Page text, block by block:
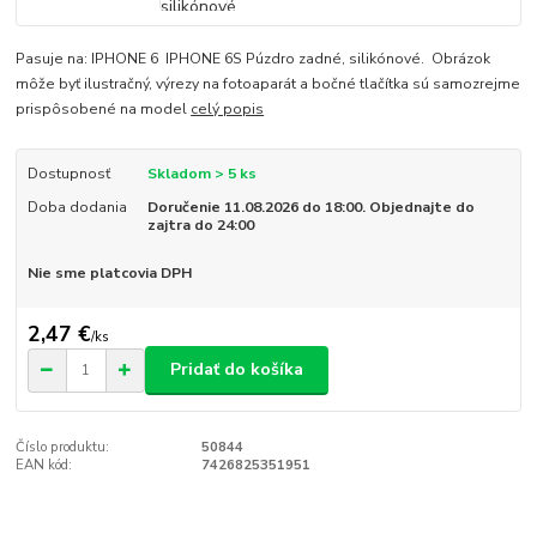
Pasuje na: IPHONE 6 IPHONE 6S Púzdro zadné, silikónové. Obrázok
môže byť ilustračný, výrezy na fotoaparát a bočné tlačítka sú samozrejme
prispôsobené na model celý popis
Dostupnosť
Skladom > 5 ks
Doba dodania
Doručenie 11.08.2026 do 18:00. Objednajte do
zajtra do 24:00
Nie sme platcovia DPH
2,47 €/ks
Pridať do košíka
Číslo produktu:
50844
EAN kód:
7426825351951